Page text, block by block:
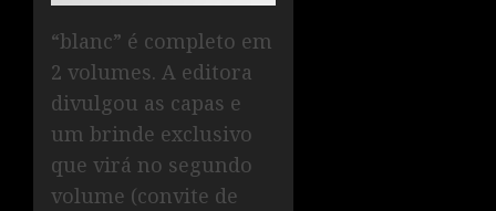
“blanc” é completo em
2 volumes. A editora
divulgou as capas e
um brinde exclusivo
que virá no segundo
volume (convite de